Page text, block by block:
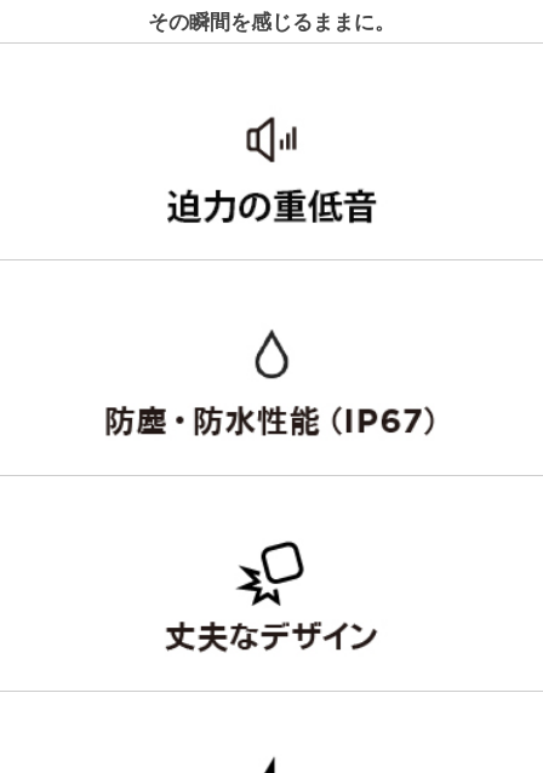
その瞬間を感じるままに。